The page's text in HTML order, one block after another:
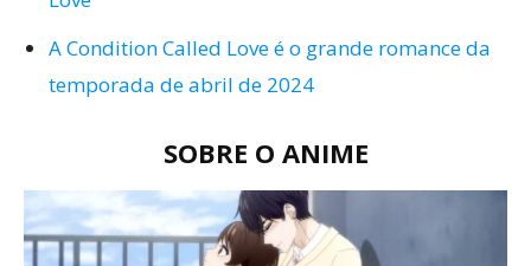
A Condition Called Love é o grande romance da
temporada de abril de 2024
SOBRE O ANIME